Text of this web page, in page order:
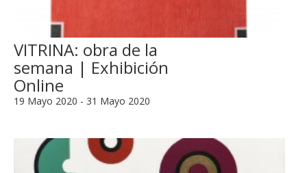
VITRINA: obra de la
semana | Exhibición
Online
19 Mayo 2020 - 31 Mayo 2020